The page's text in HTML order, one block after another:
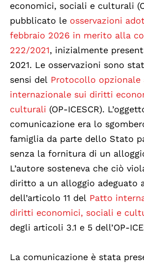
economici, sociali e culturali
pubblicato le osservazioni
febbraio 2026 in merito alla
222/2021, inizialmente
2021. Le osservazioni sono
sensi del Protocollo opzionale
internazionale sui diritti
culturali (OP-ICESCR).
comunicazione era lo
famiglia da parte dello Stato
senza la fornitura di un
L’autore sosteneva che ciò
diritto a un alloggio adeguato
dell’articolo 11 del Patto
diritti economici, sociali e
degli articoli 3.1 e 5 dell’OP-
La comunicazione è stata